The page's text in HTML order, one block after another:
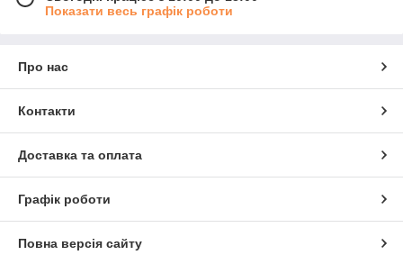
Показати весь графік роботи
Про нас
Контакти
Доставка та оплата
Графік роботи
Повна версія сайту